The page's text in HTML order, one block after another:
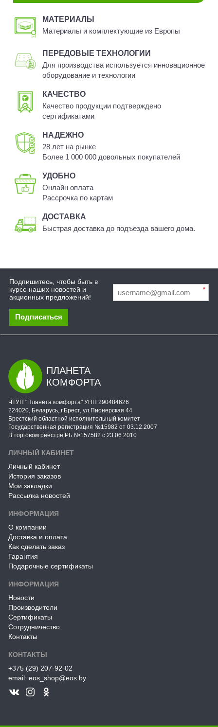
МАТЕРИАЛЫ
Материалы и комплектующие из Европы
ПЕРЕДОВЫЕ ТЕХНОЛОГИИ
Для производства используется инновационное
оборудование и технологии
КАЧЕСТВО
Качество продукции подтверждено
сертификатами
НАДЕЖНО
28 лет на рынке
Более 1 000 000 довольных покупателей
УДОБНО
Онлайн оплата
Рассрочка по картам
ДОСТАВКА
Быстрая доставка до подъезда вашего дома.
Подпишитесь, чтобы быть в
курсе наших новостей и
акционных предложений!
*
Подписаться
ПЛАНЕТА
КОМФОРТА
ЧТУП "Планета комфорта" УНП 290484626
224020, Беларусь, г.Брест, ул.Пионерская 44
Брестский областной исполнительный комитет
Государственная регистрация №15982 от 03.12.2007
В торговом реестре РБ №157582 с 23.06.2010
ЛИЧНЫЙ КАБИНЕТ
Личный кабинет
История заказов
Мои закладки
Рассылка новостей
ИНФОРМАЦИЯ
О компании
Доставка и оплата
Как сделать заказ
Гарантия
Подарочные сертификаты
ИНФОРМАЦИЯ
Новости
Производители
Сертификаты
Сотрудничество
Контакты
КОНТАКТЫ
+375 (29) 207-92-02
email: eos_shop@eos.by